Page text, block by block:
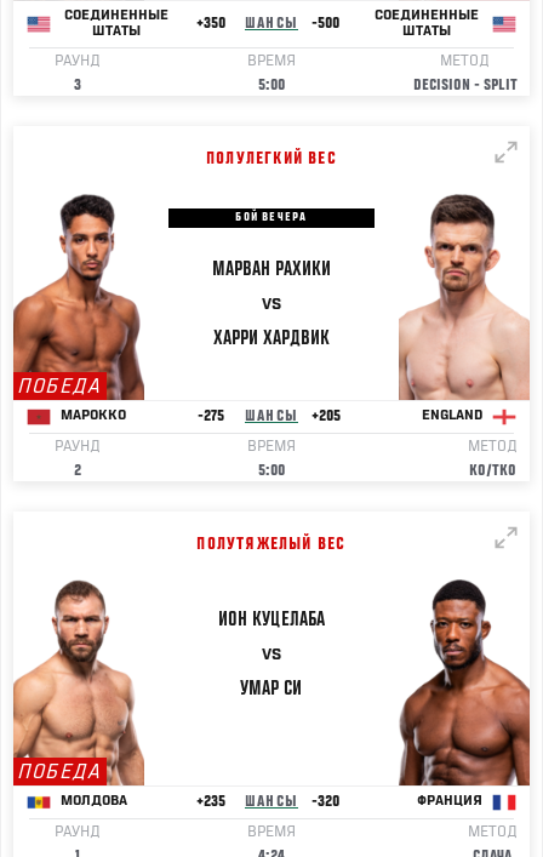
СОЕДИНЕННЫЕ
ШТАТЫ
+350 ШАНСЫ -500
СОЕДИНЕННЫЕ
ШТАТЫ
РАУНД
3
ВРЕМЯ
5:00
МЕТОД
DECISION - SPLIT
ПОЛУЛЕГКИЙ ВЕС
ПОБЕДА
БОЙ ВЕЧЕРА
МАРВАН РАХИКИ
VS
ХАРРИ ХАРДВИК
МАРОККО -275 ШАНСЫ +205 ENGLAND
РАУНД
2
ВРЕМЯ
5:00
МЕТОД
KO/TKO
ПОЛУТЯЖЕЛЫЙ ВЕС
ПОБЕДА
ИОН КУЦЕЛАБА
VS
УМАР СИ
МОЛДОВА +235 ШАНСЫ -320 ФРАНЦИЯ
РАУНД
ВРЕМЯ
МЕТОД